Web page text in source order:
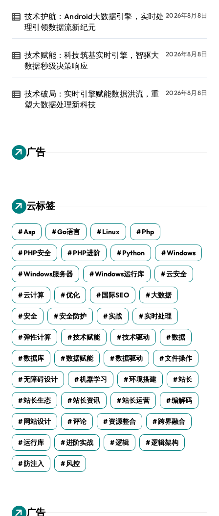
技术护航：Android大数据引擎，实时处
理引领数据流新纪元
2026年8月8日
技术赋能：科技筑基实时引擎，智驱大
数据秒级决策响应
2026年8月8日
技术破局：实时引擎赋能数据洪流，重
塑大数据处理新科技
2026年8月8日
广告
云标签
Asp Go语言 Linux Php
PHP安全 PHP进阶 Python Windows
Windows服务器 Windows运行库 云安全
云计算 优化 国际SEO 大数据
安全 安全防护 实战 实时处理
弹性计算 技术赋能 技术驱动 数据
数据库 数据赋能 数据驱动 文件操作
无障碍设计 机器学习 环境搭建 站长
站长生态 站长资讯 站长运营 编解码
网站设计 评论 资源整合 跨界融合
运行库 进阶实战 逻辑 逻辑架构
防注入 风控
广告